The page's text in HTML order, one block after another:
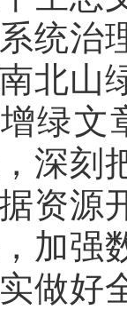
统治
北山
绿文
深刻
资源
加强
做好